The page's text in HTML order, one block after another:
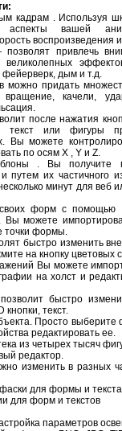
кадрам . Используя
аспекты вашей
воспроизведения
привлечь
фейерверк, дым и т.д.
можно придать
качели,
после нажатия
текст или фигуры
Вы можете
по осям X , Y и Z.
. Вы получите
и путем их частичного
минут для веб
форм с помощью
Вы можете
точки формы.
быстро изменить
на кнопку цветовых
Вы можете
на холст и
быстро
кнопки, текст.
Просто выберите
редактировать ее.
из четырех тысяч
редактор.
изменить в разных
для формы и текста
для форм и текстов
параметров